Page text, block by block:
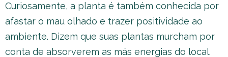
Curiosamente, a planta é também conhecida por
afastar o mau olhado e trazer positividade ao
ambiente. Dizem que suas plantas murcham por
conta de absorverem as más energias do local.